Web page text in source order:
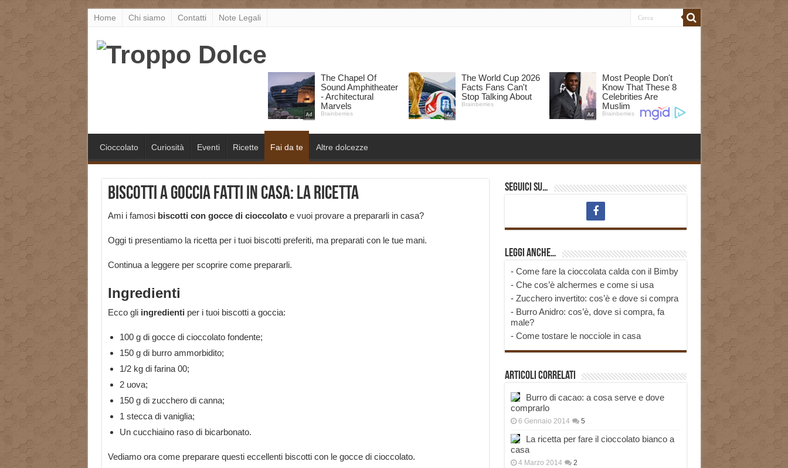
Home Chi siamo Contatti Note Legali
Cioccolato Curiosità Eventi Ricette Fai da te Altre dolcezze
Biscotti a goccia fatti in casa: la ricetta
Ami i famosi biscotti con gocce di cioccolatoe vuoi provare a prepararli in casa?
Oggi ti presentiamo la ricetta per i tuoi biscotti preferiti, ma preparati con le tue mani.
Continua a leggere per scoprire come prepararli.
Ingredienti
Ecco gli ingredienti per i tuoi biscotti a goccia:
100 g di gocce di cioccolato fondente;
150 g di burro ammorbidito;
1/2 kg di farina 00;
2 uova;
150 g di zucchero di canna;
1 stecca di vaniglia;
Un cucchiaino raso di bicarbonato.
Vediamo ora come preparare questi eccellenti biscotti con le gocce di cioccolato.
Seguici su…
Leggi anche…
- Come fare la cioccolata calda con il Bimby
- Che cos’è alchermes e come si usa
- Zucchero invertito: cos’è e dove si compra
- Burro Anidro: cos’è, dove si compra, fa
male?
- Come tostare le nocciole in casa
Articoli correlati
Burro di cacao: a cosa serve e dove
comprarlo
6 Gennaio 2014 5
La ricetta per fare il cioccolato bianco a
casa
4 Marzo 2014 2